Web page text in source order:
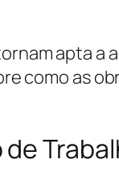
apta
como as